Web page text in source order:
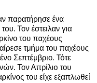
παρατήρησε ένα
Τον έστειλαν για
του παχέους
τμήμα του παχέους
Σεπτέμβριο. Τότε
Τον Απρίλιο του
του είχε εξαπλωθεί